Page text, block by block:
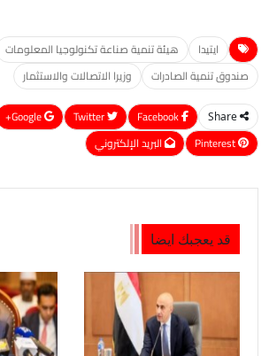
ايتيدا
هيئة تنمية صناعة تكنولوجيا المعلومات
صندوق تنمية الصادرات
وزيرا الاتصالات والاستثمار
Share
Google+
Pinterest
البريد الإلكتروني
قد يعجبك ايضا